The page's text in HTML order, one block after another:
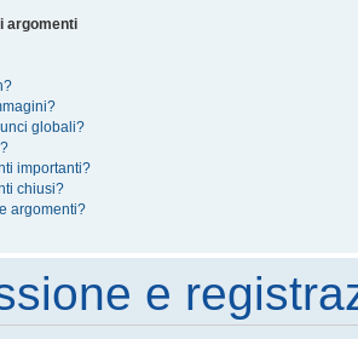
argomenti
globali?
importanti?
chiusi?
argomenti?
e